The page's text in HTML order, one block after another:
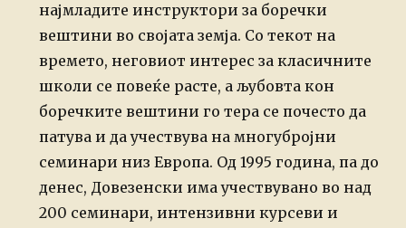
најмладите инструктори за боречки
вештини во својата земја. Со текот на
времето, неговиот интерес за класичните
школи се повеќе расте, а љубовта кон
боречките вештини го тера се почесто да
патува и да учествува на многубројни
семинари низ Европа. Од 1995 година, па до
денес, Довезенски има учествувано во над
200 семинари, интензивни курсеви и